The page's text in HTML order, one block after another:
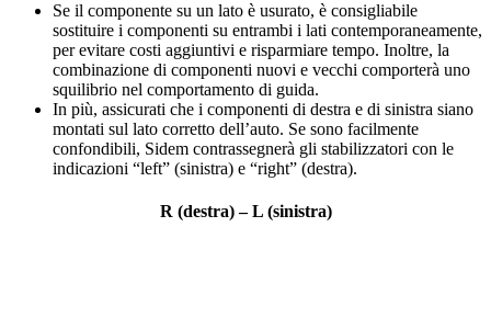
Se il componente su un lato è usurato, è consigliabile
sostituire i componenti su entrambi i lati contemporaneamente,
per evitare costi aggiuntivi e risparmiare tempo. Inoltre, la
combinazione di componenti nuovi e vecchi comporterà uno
squilibrio nel comportamento di guida.
In più, assicurati che i componenti di destra e di sinistra siano
montati sul lato corretto dell’auto. Se sono facilmente
confondibili, Sidem contrassegnerà gli stabilizzatori con le
indicazioni “left” (sinistra) e “right” (destra).
R (destra) – L (sinistra)